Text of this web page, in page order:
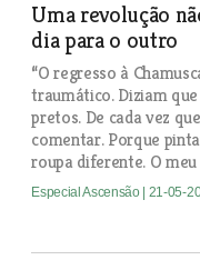
Uma revolução
dia para o outro
“O regresso à
traumático. Diziam
pretos. De cada vez
comentar. Porque
roupa diferente. O
Especial Ascensão | 21-05-